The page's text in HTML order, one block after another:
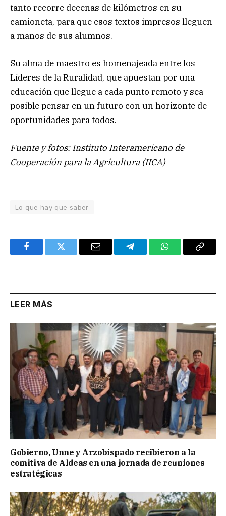
tanto recorre decenas de kilómetros en su
camioneta, para que esos textos impresos lleguen
a manos de sus alumnos.
Su alma de maestro es homenajeada entre los
Líderes de la Ruralidad, que apuestan por una
educación que llegue a cada punto remoto y sea
posible pensar en un futuro con un horizonte de
oportunidades para todos.
Fuente y fotos: Instituto Interamericano de
Cooperación para la Agricultura (IICA)
Lo que hay que saber
FacebookTwitter Email TelegramWhatsAppCopy
LEER MÁS
Gobierno, Unne y Arzobispado recibieron a la
comitiva de Aldeas en una jornada de reuniones
estratégicas